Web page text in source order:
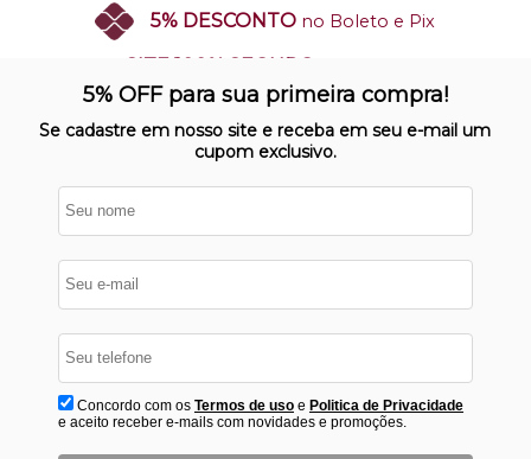
5% DESCONTO no Boleto e Pix
SITE 100% SEGURO
Nosso site opera em ambiente
protegido
5% OFF para sua primeira compra!
Se cadastre em nosso site e receba em seu e-mail um
cupom exclusivo.
Concordo com os Termos de usoe Politica de Privacidade
e aceito receber e-mails com novidades e promoções.